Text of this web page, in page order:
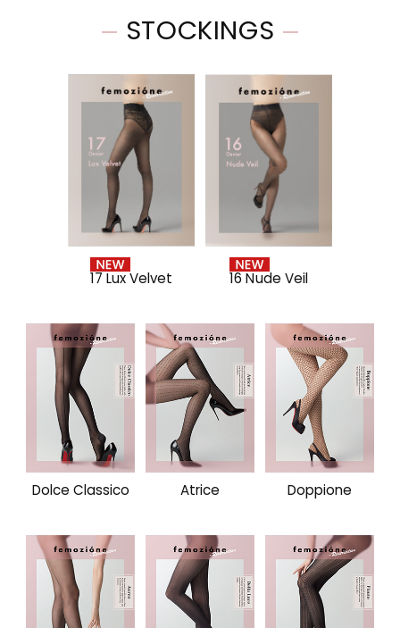
STOCKINGS
17 Lux Velvet 16 Nude Veil
Dolce Classico Atrice Doppione